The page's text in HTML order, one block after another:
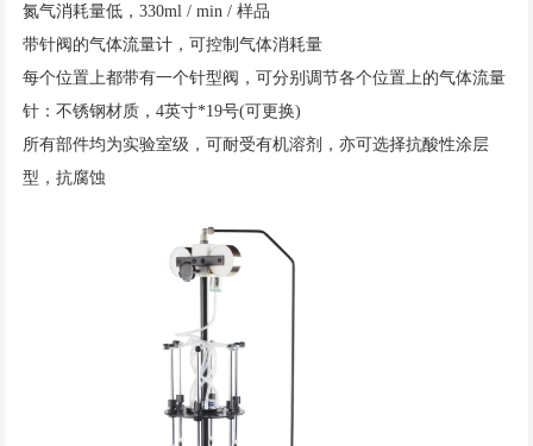
氮气消耗量低，330ml / min / 样品
带针阀的气体流量计，可控制气体消耗量
每个位置上都带有一个针型阀，可分别调节各个位置上的气体流量
针：不锈钢材质，4英寸*19号(可更换)
所有部件均为实验室级，可耐受有机溶剂，亦可选择抗酸性涂层
型，抗腐蚀